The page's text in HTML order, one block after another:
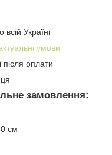
всій Україні
умови
оплати
замовлення:
см